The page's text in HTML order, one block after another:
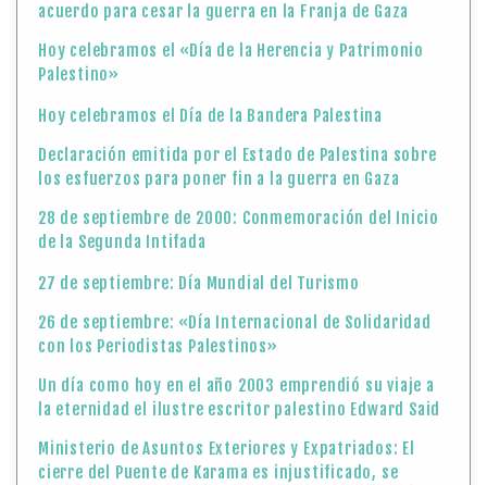
acuerdo para cesar la guerra en la Franja de Gaza
Hoy celebramos el «Día de la Herencia y Patrimonio
Palestino»
Hoy celebramos el Día de la Bandera Palestina
Declaración emitida por el Estado de Palestina sobre
los esfuerzos para poner fin a la guerra en Gaza
28 de septiembre de 2000: Conmemoración del Inicio
de la Segunda Intifada
27 de septiembre: Día Mundial del Turismo
26 de septiembre: «Día Internacional de Solidaridad
con los Periodistas Palestinos»
Un día como hoy en el año 2003 emprendió su viaje a
la eternidad el ilustre escritor palestino Edward Said
Ministerio de Asuntos Exteriores y Expatriados: El
cierre del Puente de Karama es injustificado, se